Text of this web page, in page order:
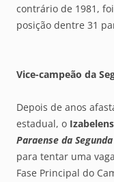
contrário de 1981,
posição dentre 31
Vice-campeão da
Depois de anos
estadual, o
Paraense da
para tentar uma
Fase Principal do